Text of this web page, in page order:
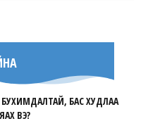
БАС ХУДЛАА
ВЭ?